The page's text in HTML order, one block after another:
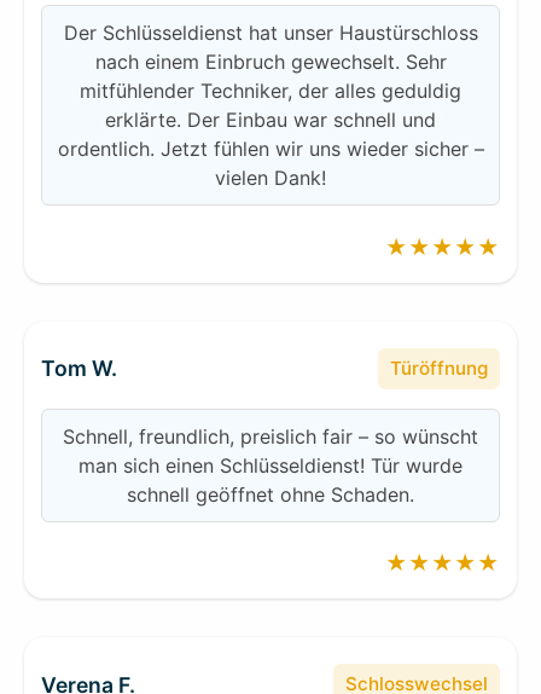
Der Schlüsseldienst hat unser Haustürschloss
nach einem Einbruch gewechselt. Sehr
mitfühlender Techniker, der alles geduldig
erklärte. Der Einbau war schnell und
ordentlich. Jetzt fühlen wir uns wieder sicher –
vielen Dank!
★★★★★
Tom W. Türöffnung
Schnell, freundlich, preislich fair – so wünscht
man sich einen Schlüsseldienst! Tür wurde
schnell geöffnet ohne Schaden.
★★★★★
Verena F. Schlosswechsel